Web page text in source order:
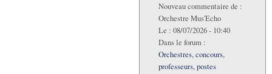
Nouveau commentaire de :
Orchestre Mus'Echo
Le : 08/07/2026 - 10:40
Dans le forum :
Orchestres, concours,
professeurs, postes